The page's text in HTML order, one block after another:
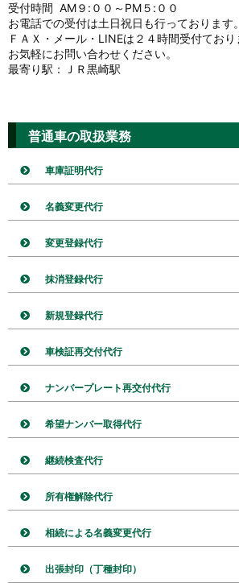
受付時間 AM９:００～PM５:００
お電話での受付は土日祝日も行っております。
ＦＡＸ・メール・LINEは２４時間受付ており
お気軽にお問い合わせください。
最寄り駅：ＪＲ黒崎駅
普通車の取扱業務
車庫証明代行
名義変更代行
変更登録代行
抹消登録代行
新規登録代行
車検証再交付代行
ナンバープレート再交付代行
希望ナンバー取得代行
継続検査代行
所有権解除代行
相続による名義変更代行
出張封印（丁種封印）